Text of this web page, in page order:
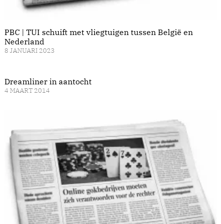
PBC | TUI schuift met vliegtuigen tussen België en
Nederland
8 JANUARI 2023
Dreamliner in aantocht
4 MAART 2014